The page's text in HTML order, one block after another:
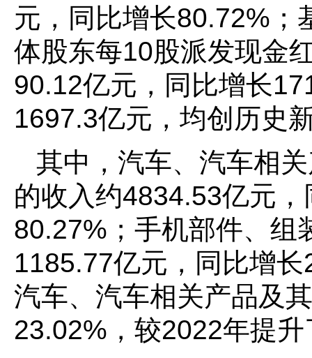
元，同比增长80.72%；
体股东每10股派发现金
90.12亿元，同比增长
1697.3亿元，均创历史
其中，汽车、汽车相
的收入约4834.53亿元
80.27%；手机部件、组
1185.77亿元，同比增
汽车、汽车相关产品及
23.02%，较2022年提